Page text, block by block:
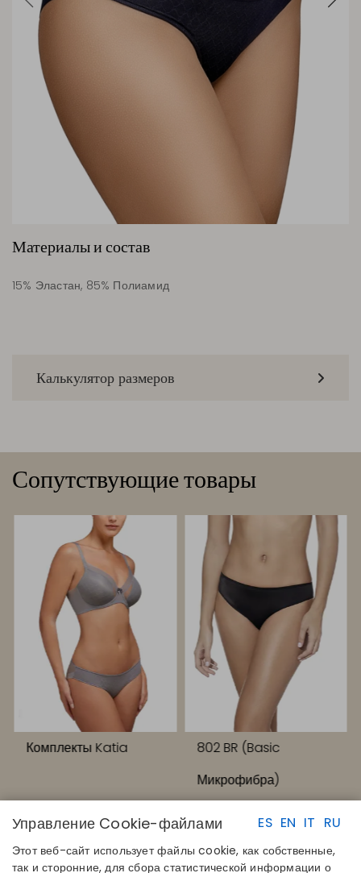
Материалы и состав
15% Эластан, 85% Полиамид
Калькулятор размеров
Сопутствующие товары
Комплекты Katia
802 BR (Basic
Микрофибра)
ES EN IT RU
Управление Cookie-файлами
Этот веб-сайт использует файлы cookie, как собственные,
так и сторонние, для сбора статистической информации о